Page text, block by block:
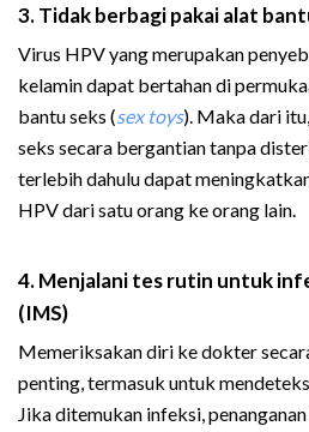
3. Tidak berbagi pakai alat
Virus HPV yang merupakan
kelamin dapat bertahan di
bantu seks (sex toys). Maka dari
seks secara bergantian tanpa
terlebih dahulu dapat
HPV dari satu orang ke orang lain.
4. Menjalani tes rutin untuk
(IMS)
Memeriksakan diri ke dokter
penting, termasuk untuk
Jika ditemukan infeksi,